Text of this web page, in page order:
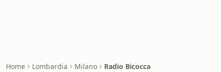
Home Lombardia Milano Radio Bicocca